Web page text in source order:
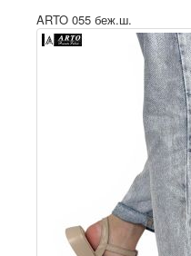
ARTO 055 беж.ш.